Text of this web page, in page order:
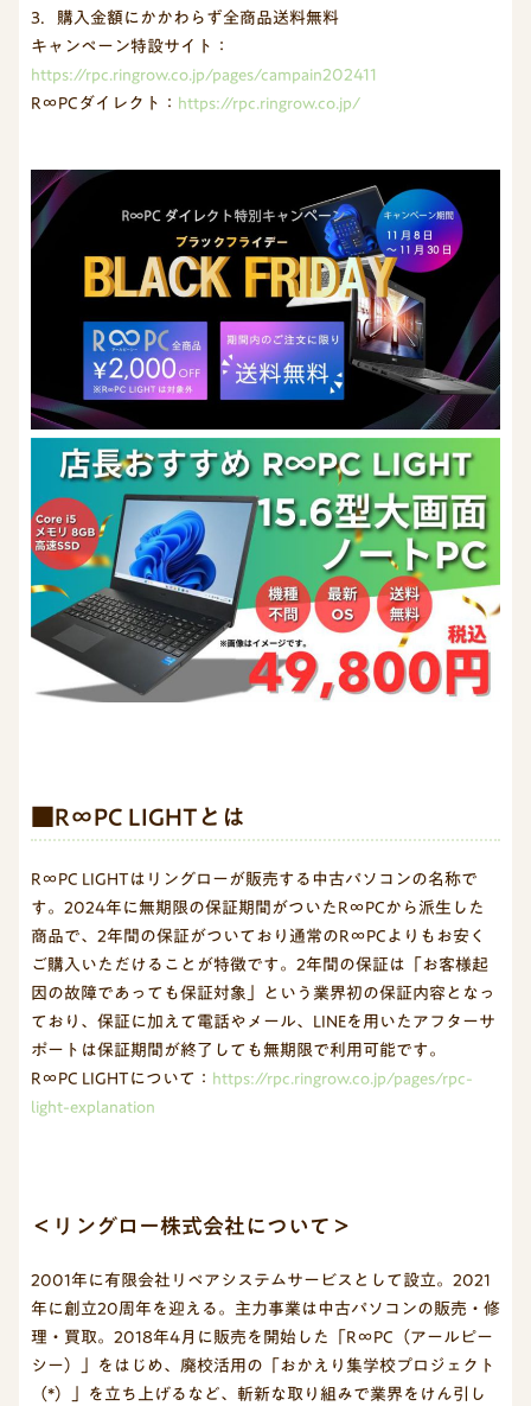
3．購入金額にかかわらず全商品送料無料
キャンペーン特設サイト：
https://rpc.ringrow.co.jp/pages/campain202411
R∞PCダイレクト： https://rpc.ringrow.co.jp/
■R∞PC LIGHTとは
R∞PC LIGHTはリングローが販売する中古パソコンの名称で
す。2024年に無期限の保証期間がついたR∞PCから派生した
商品で、2年間の保証がついており通常のR∞PCよりもお安く
ご購入いただけることが特徴です。2年間の保証は「お客様起
因の故障であっても保証対象」という業界初の保証内容となっ
ており、保証に加えて電話やメール、LINEを用いたアフターサ
ポートは保証期間が終了しても無期限で利用可能です。
R∞PC LIGHTについて： https://rpc.ringrow.co.jp/pages/rpc-
light-explanation
＜リングロー株式会社について＞
2001年に有限会社リペアシステムサービスとして設立。2021
年に創立20周年を迎える。主力事業は中古パソコンの販売・修
理・買取。2018年4月に販売を開始した「R∞PC（アールピー
シー）」をはじめ、廃校活用の「おかえり集学校プロジェクト
（*）」を立ち上げるなど、斬新な取り組みで業界をけん引し